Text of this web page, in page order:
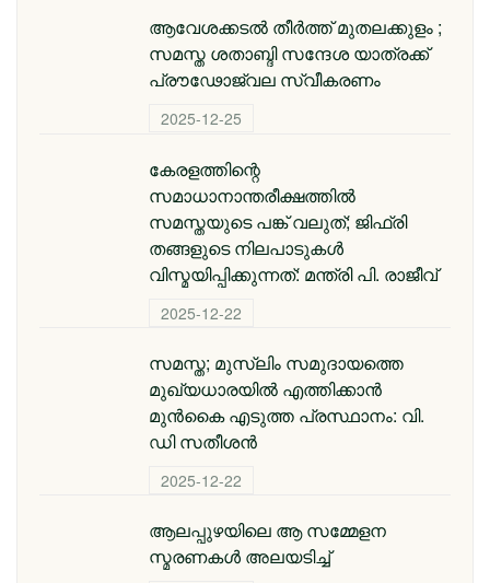
ആവേശക്കടൽ തീർത്ത് മുതലക്കുളം ;
സമസ്ത ശതാബ്ദി സന്ദേശ യാത്രക്ക്
പ്രൗഢോജ്വല സ്വീകരണം
2025-12-25
കേരളത്തിന്റെ
സമാധാനാന്തരീക്ഷത്തിൽ
സമസ്തയുടെ പങ്ക് വലുത്; ജിഫ്‌രി
തങ്ങളുടെ നിലപാടുകൾ
വിസ്മയിപ്പിക്കുന്നത്: മന്ത്രി പി. രാജീവ്
2025-12-22
സമസ്ത; മുസ്ലിം സമുദായത്തെ
മുഖ്യധാരയിൽ എത്തിക്കാൻ
മുൻകൈ എടുത്ത പ്രസ്ഥാനം: വി.
ഡി സതീശൻ
2025-12-22
ആലപ്പുഴയിലെ ആ സമ്മേളന
സ്മരണകൾ അലയടിച്ച്